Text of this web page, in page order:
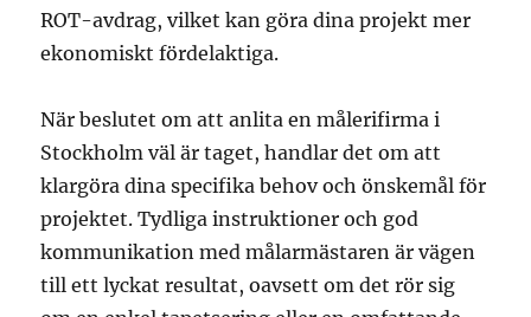
ROT-avdrag, vilket kan göra dina projekt mer
ekonomiskt fördelaktiga.
När beslutet om att anlita en målerifirma i
Stockholm väl är taget, handlar det om att
klargöra dina specifika behov och önskemål för
projektet. Tydliga instruktioner och god
kommunikation med målarmästaren är vägen
till ett lyckat resultat, oavsett om det rör sig